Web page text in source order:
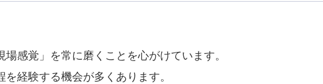
感覚」を常に磨くことを心がけています。
経験する機会が多くあります。